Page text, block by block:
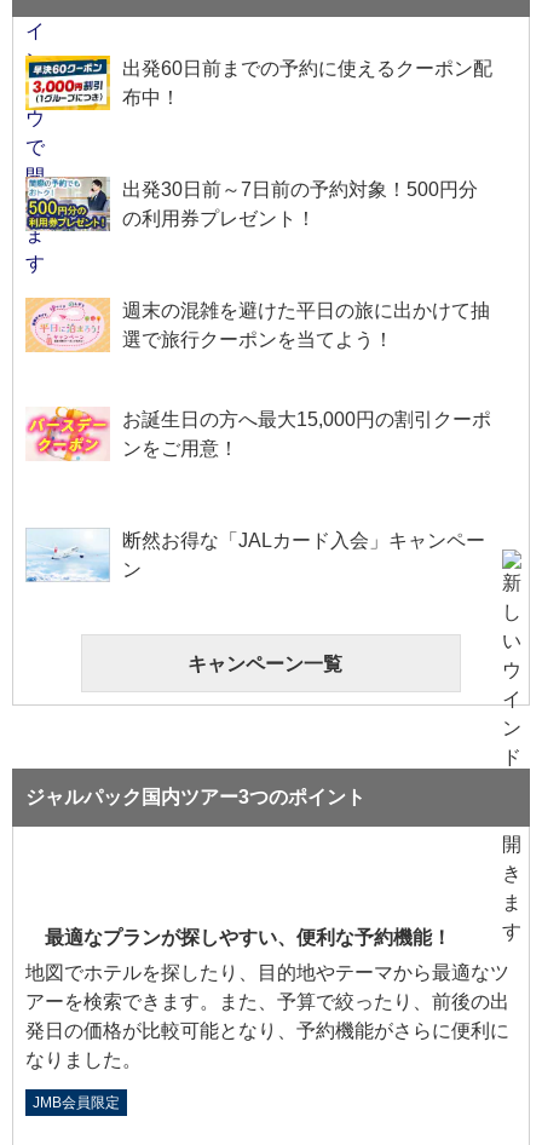
出発60日前までの予約に使えるクーポン配
布中！
出発30日前～7日前の予約対象！500円分
の利用券プレゼント！
週末の混雑を避けた平日の旅に出かけて抽
選で旅行クーポンを当てよう！
お誕生日の方へ最大15,000円の割引クーポ
ンをご用意！
断然お得な「JALカード入会」キャンペー
ン
キャンペーン一覧
ジャルパック国内ツアー3つのポイント
最適なプランが探しやすい、便利な予約機能！
地図でホテルを探したり、目的地やテーマから最適なツ
アーを検索できます。また、予算で絞ったり、前後の出
発日の価格が比較可能となり、予約機能がさらに便利に
なりました。
JMB会員限定